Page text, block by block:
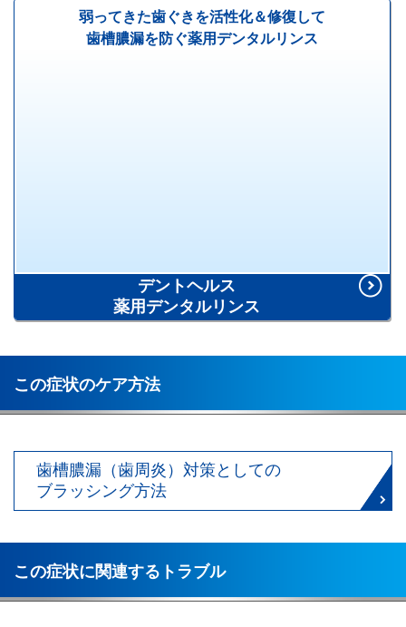
弱ってきた歯ぐきを活性化＆修復して
歯槽膿漏を防ぐ薬用デンタルリンス
450ml[液体歯磨]
デントヘルス
薬用デンタルリンス
この症状のケア方法
歯槽膿漏（歯周炎）対策としての
ブラッシング方法
この症状に関連するトラブル